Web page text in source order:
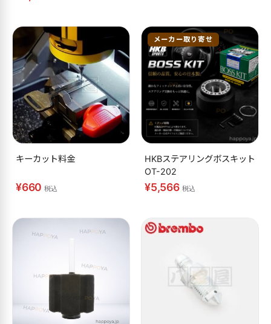
キーカット料金
¥660税込
メーカー取り寄せ
HKBステアリングボスキット
OT-202
¥5,566 税込